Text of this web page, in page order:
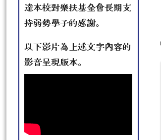
達本校對樂扶基金會長期支
持弱勢學子的感謝。
以下影片為上述文字內容的
影音呈現版本。